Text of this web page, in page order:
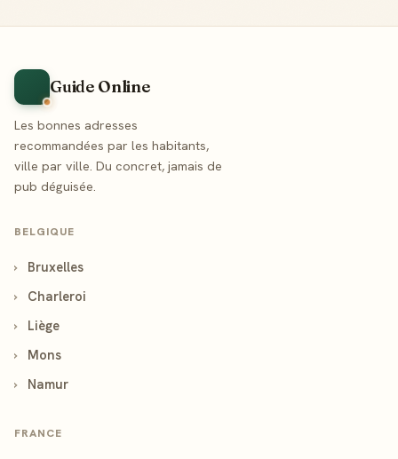
Guide Online
Les bonnes adresses
recommandées par les habitants,
ville par ville. Du concret, jamais de
pub déguisée.
BELGIQUE
›
Bruxelles
›
Charleroi
›
Liège
›
Mons
›
Namur
FRANCE